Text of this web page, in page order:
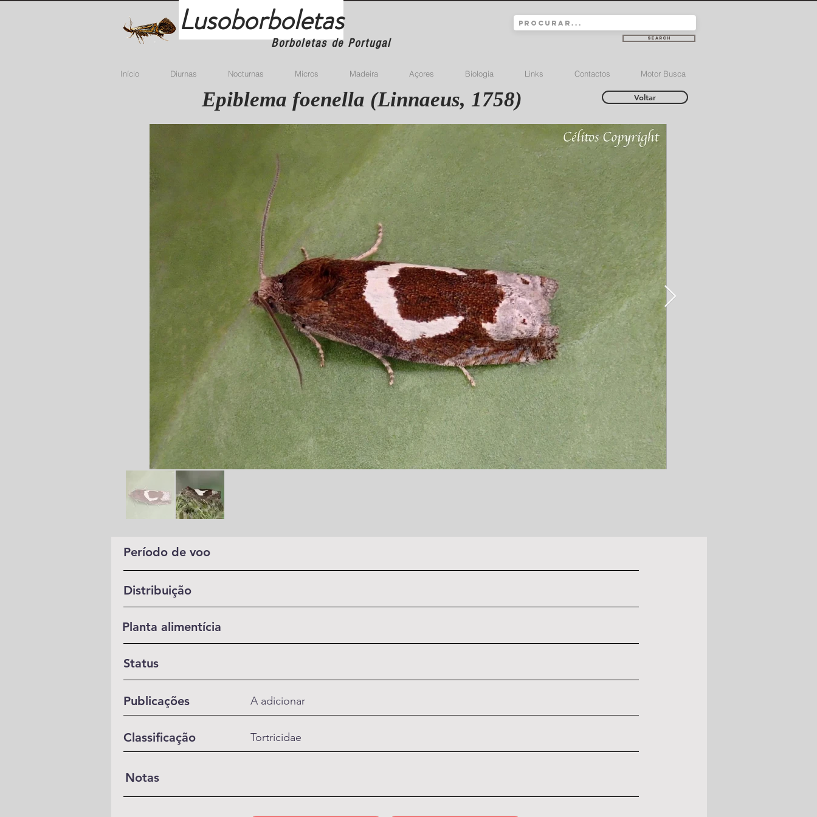
Lusoborboletas
Borboletas de Portugal Search
Início Diurnas Nocturnas Micros Madeira Açores Biologia Links Contactos Motor Busca
Epiblema foenella (Linnaeus, 1758) Voltar
Período de voo
Distribuição
Planta alimentícia
Status
Publicações A adicionar
Classificação Tortricidae
Notas